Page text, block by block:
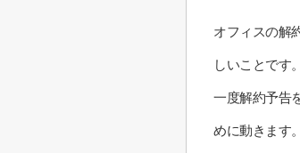
オフィスの解
しいことです。
一度解約予告
めに動きます。